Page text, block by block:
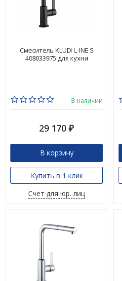
Смеситель KLUDI L-INE S
408033975 для кухни
В наличии
29 170 ₽
В корзину
Купить в 1 клик
Счет для юр. лиц